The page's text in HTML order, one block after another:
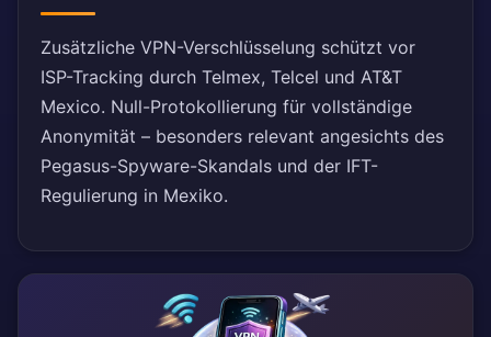
Zusätzliche VPN-Verschlüsselung schützt vor
ISP-Tracking durch Telmex, Telcel und AT&T
Mexico. Null-Protokollierung für vollständige
Anonymität – besonders relevant angesichts des
Pegasus-Spyware-Skandals und der IFT-
Regulierung in Mexiko.